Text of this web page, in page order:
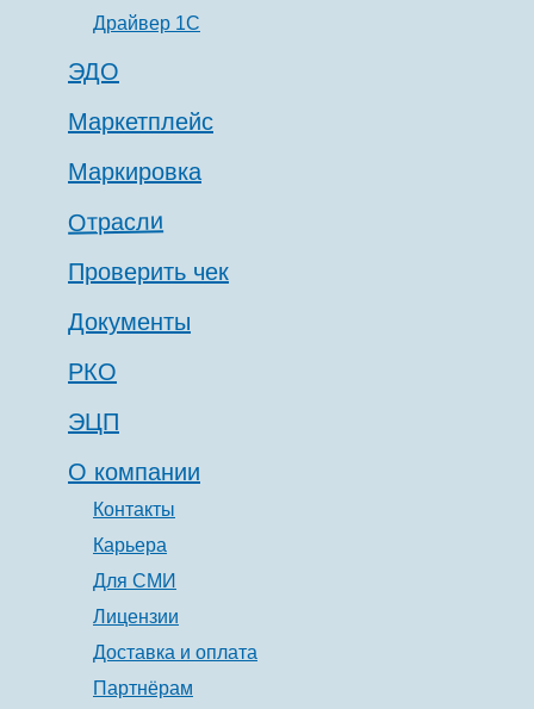
Драйвер 1С
ЭДО
Маркетплейс
Маркировка
ЭЦП
РКО
Документы
Проверить чек
Отрасли
Партнёрам
Доставка и оплата
Лицензии
Для СМИ
Карьера
Контакты
О компании